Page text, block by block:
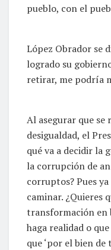
pueblo, con el
López Obrador se
logrado su
retirar, me podría
Al asegurar que se
desigualdad, el
qué va a decidir la
la corrupción de
corruptos? Pues
caminar. ¿Quieres
transformación en
haga realidad o
que ‘por el bien